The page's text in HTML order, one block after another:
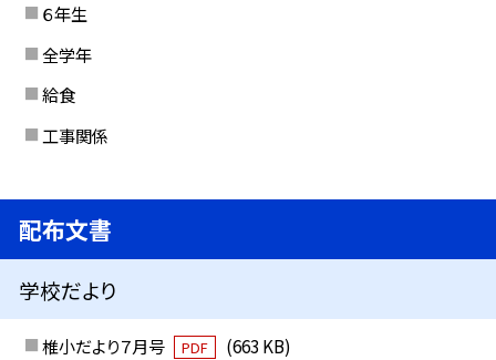
６年生
全学年
給食
工事関係
配布文書
学校だより
椎小だより７月号 PDF
(663 KB)